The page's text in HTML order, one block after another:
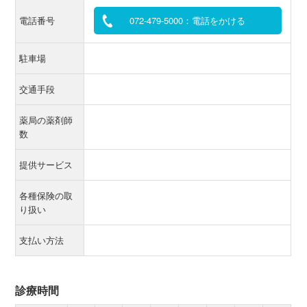
電話番号 072-479-5000：電話をかける
駐車場
交通手段
薬局の薬剤師
数
提供サービス
各種保険の取
り扱い
支払い方法
診療時間